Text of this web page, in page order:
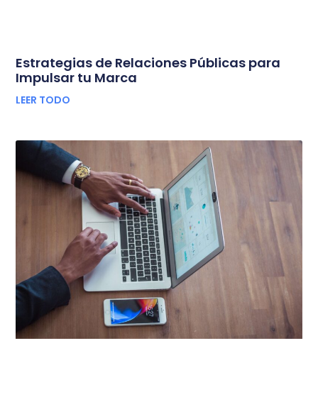
Estrategias de Relaciones Públicas para
Impulsar tu Marca
LEER TODO